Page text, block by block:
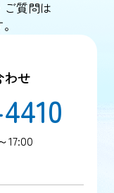
質問は
わせ
17:00